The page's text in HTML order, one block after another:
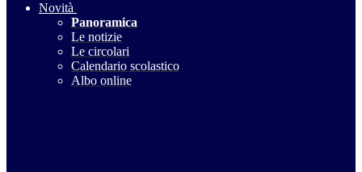
Novità
Panoramica
Le notizie
Le circolari
Calendario scolastico
Albo online